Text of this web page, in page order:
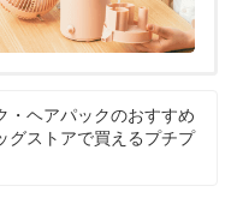
・ヘアパックのおすすめ
グストアで買えるプチプ